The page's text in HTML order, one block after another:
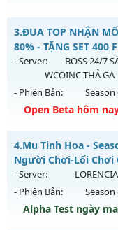
Thể loại: Mu Bán Đồ
Antihack: GameGuard
-- MU SÀI GÒN -- -
Mu mới ra tháng 07
ngày 27/07/2626
Exp: 300x - Drop: 20%
Kiểu reset: Reset In
Antihack: UGK
3.ĐUA TOP NHẬN
80% - TẶNG SET 400
- Server:
BOSS 24/7
WCOINC THẢ GA
- Phiên Bản: Season
Open Beta hôm
ĐUA TOP NHẬN MỐC
WC FREE
Mu mới ra tháng 08
WCOINC THẢ GAvào
Exp: 9999x - Drop:
4.Mu Tinh Hoa -
Người Chơi-Lối Chơi
- Server: LORENCIA
- Phiên Bản:
Season
Alpha Test ngày